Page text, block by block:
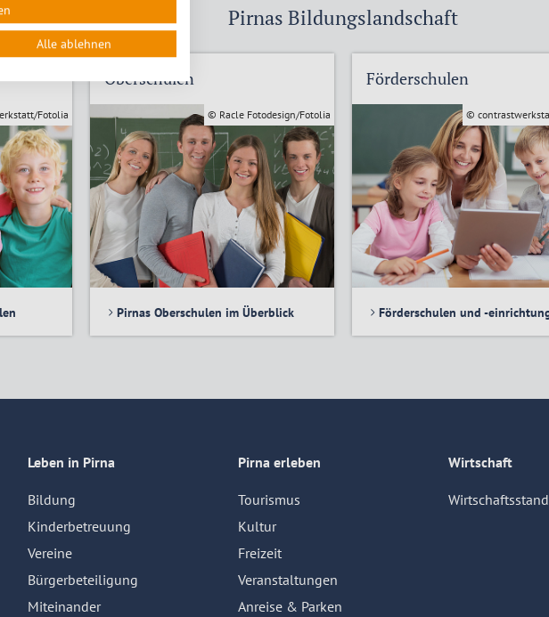
Pirnas Bildungslandschaft
Fotolia
Oberschulen
© Racle Fotodesign/Fotolia
Pirnas Oberschulen im Überblick
Förderschulen
©
Förderschulen und -
Leben in Pirna
Bildung
Kinderbetreuung
Vereine
Bürgerbeteiligung
Miteinander
Pirna erleben
Tourismus
Kultur
Freizeit
Veranstaltungen
Anreise & Parken
Wirtschaft
Alle ablehnen